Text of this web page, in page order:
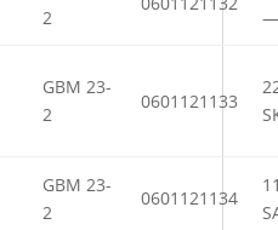
2
—
GBM 23-
2
0601121133
GBM 23-
2
0601121134